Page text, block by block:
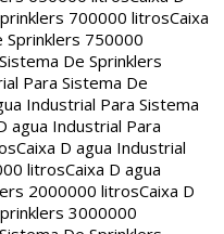
700000 litrosCaixa
Sprinklers 750000
De Sprinklers
Para Sistema De
Industrial Para Sistema
agua Industrial Para
Caixa D agua Industrial
litrosCaixa D agua
2000000 litrosCaixa D
3000000